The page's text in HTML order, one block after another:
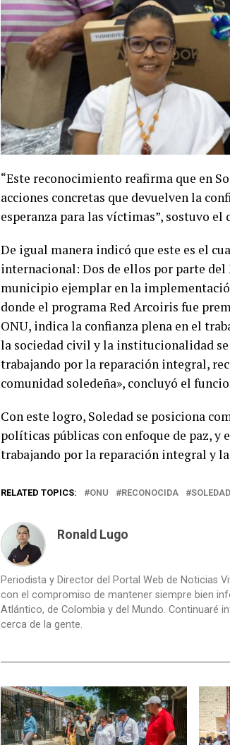
“Este reconocimiento reafirma que en
acciones concretas que devuelven la
esperanza para las víctimas”, sostuvo
De igual manera indicó que este es el
internacional: Dos de ellos por parte
municipio ejemplar en la
donde el programa Red Arcoiris fue
ONU, indica la confianza plena en el
la sociedad civil y la institucionalidad
trabajando por la reparación integral,
comunidad soledeña», concluyó el
Con este logro, Soledad se posiciona
políticas públicas con enfoque de paz, y
trabajando por la reparación integral y
RELATED TOPICS: ONU RECONOCIDA SOLEDAD
Ronald Lugo
Periodista y Director del Portal Web de Noticias
con el compromiso de mantener siempre bien
Atlántico, de Colombia y del Mundo. Continuaré
cerca de la gente.